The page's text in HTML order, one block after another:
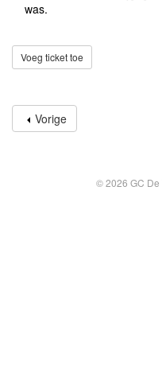
was.
Voeg ticket toe
Vorige
© 2026 GC